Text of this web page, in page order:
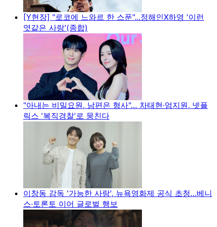
[Y현장] "로코에 느와르 한 스푼"...정해인X하영 '이런
엿같은 사랑'(종합)
"아내는 비밀요원, 남편은 형사"… 차태현·엄지원, 넷플
릭스 '복직경찰'로 뭉친다
이창동 감독 '가능한 사랑', 뉴욕영화제 공식 초청…베니
스·토론토 이어 글로벌 행보